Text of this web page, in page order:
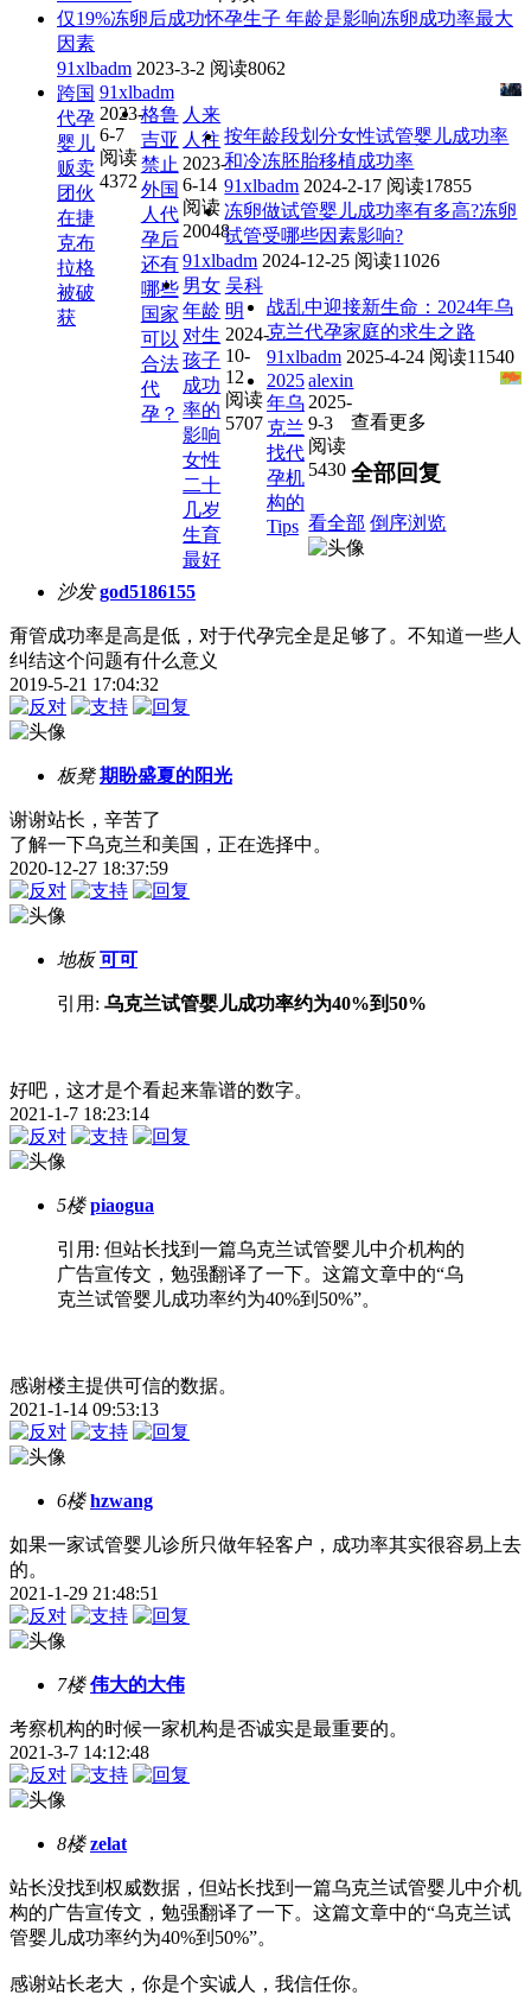
仅19%冻卵后成功怀孕生子 年龄是影响冻卵成功率最大
因素
91xlbadm 2023-3-2 阅读8062
跨国
代孕
婴儿
贩卖
团伙
在捷
克布
拉格
被破
获
91xlbadm
2023-
6-7
阅读
4372
格鲁
吉亚
禁止
外国
人代
孕后
还有
哪些
国家
可以
合法
代
孕？
人来
人往
2023-
6-14
阅读
20048
按年龄段划分女性试管婴儿成功率
和冷冻胚胎移植成功率
91xlbadm 2024-2-17 阅读17855
冻卵做试管婴儿成功率有多高?冻卵
试管受哪些因素影响?
91xlbadm 2024-12-25 阅读11026
男女
年龄
对生
孩子
成功
率的
影响
女性
二十
几岁
生育
最好
吴科
明
2024-
10-
12
阅读
5707
战乱中迎接新生命：2024年乌
克兰代孕家庭的求生之路
91xlbadm 2025-4-24 阅读11540
2025
年乌
克兰
找代
孕机
构的
Tips
alexin
2025-
9-3
阅读
5430
查看更多
全部回复
看全部 倒序浏览
沙发 god5186155
甭管成功率是高是低，对于代孕完全是足够了。不知道一些人
纠结这个问题有什么意义
2019-5-21 17:04:32
板凳 期盼盛夏的阳光
谢谢站长，辛苦了
了解一下乌克兰和美国，正在选择中。
2020-12-27 18:37:59
地板 可可
引用: 乌克兰试管婴儿成功率约为40%到50%
好吧，这才是个看起来靠谱的数字。
2021-1-7 18:23:14
5楼 piaogua
引用: 但站长找到一篇乌克兰试管婴儿中介机构的
广告宣传文，勉强翻译了一下。这篇文章中的“乌
克兰试管婴儿成功率约为40%到50%”。
感谢楼主提供可信的数据。
2021-1-14 09:53:13
6楼 hzwang
如果一家试管婴儿诊所只做年轻客户，成功率其实很容易上去
的。
2021-1-29 21:48:51
7楼 伟大的大伟
考察机构的时候一家机构是否诚实是最重要的。
2021-3-7 14:12:48
8楼 zelat
站长没找到权威数据，但站长找到一篇乌克兰试管婴儿中介机
构的广告宣传文，勉强翻译了一下。这篇文章中的“乌克兰试
管婴儿成功率约为40%到50%”。
感谢站长老大，你是个实诚人，我信任你。